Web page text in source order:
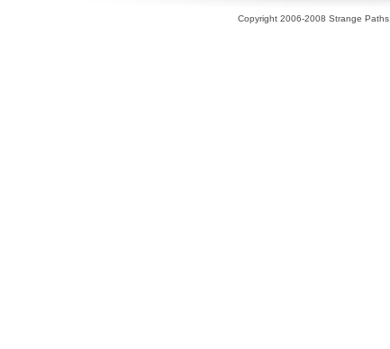
Copyright 2006-2008 Strange